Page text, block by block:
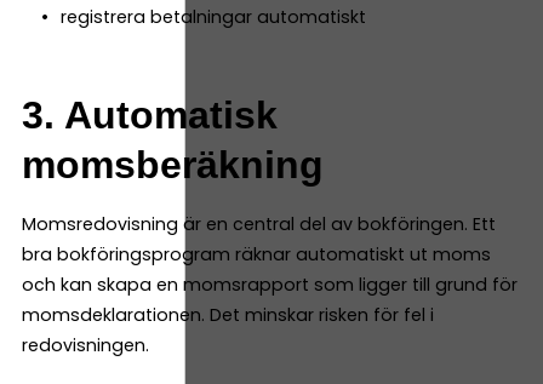
registrera betalningar automatiskt
3. Automatisk
momsberäkning
Momsredovisning är en central del av bokföringen. Ett
bra bokföringsprogram räknar automatiskt ut moms
och kan skapa en momsrapport som ligger till grund för
momsdeklarationen. Det minskar risken för fel i
redovisningen.